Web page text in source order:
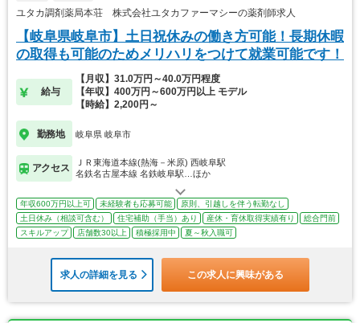
ユタカ調剤薬局本荘 株式会社ユタカファーマシーの薬剤師求人
【岐阜県岐阜市】土日祝休みの働き方可能！長期休暇
の取得も可能のためメリハリをつけて就業可能です！
給与
【月収】31.0万円～40.0万円程度
【年収】400万円～600万円以上 モデル
【時給】2,200円～
勤務地 岐阜県 岐阜市
アクセス
ＪＲ東海道本線(熱海－米原) 西岐阜駅
名鉄名古屋本線 名鉄岐阜駅…ほか
年収600万円以上可 未経験者も応募可能
原則、引越しを伴う転勤なし
土日休み（相談可含む）
住宅補助（手当）あり 産休・育休取得実績有り
総合門前
スキルアップ
店舗数30以上 積極採用中 夏～秋入職可
求人の詳細を見る この求人に興味がある